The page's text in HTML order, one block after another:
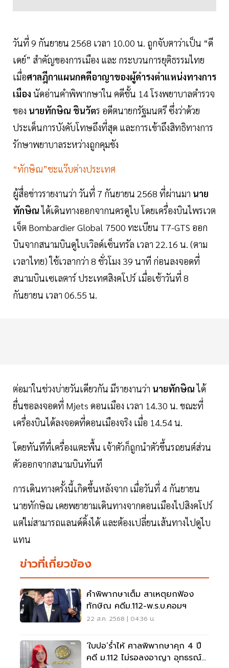
วันที่ 9 กันยายน 2568 เวลา 10.00 น. ถูกจับตาว่าเป็น “ดี
เดย์” สำคัญของการเมือง และ กระบวนการยุติธรรมไทย
เมื่อศาลฎีกาแผนกคดีอาญาของผู้ดำรงตำแหน่งทางการ
เมือง นัดอ่านคำพิพากษาใน คดีชั้น 14 โรงพยาบาลตำรวจ
ของ นายทักษิณ ชินวัตร อดีตนายกรัฐมนตรี ซึ่งว่าด้วย
ประเด็นการบังคับโทษถึงที่สุด และการเข้าถึงสิทธิทางการ
รักษาพยาบาลระหว่างถูกคุมขัง
“ทักษิณ”ชะแว๊บต่างประเทศ
ผู้สื่อข่าวรายงานว่า วันที่ 7 กันยายน 2568 ที่ผ่านมา นาย
ทักษิณได้เดินทางออกจากนครดูไบ โดยเครื่องบินไพรเวต
เจ็ต Bombardier Global 7500 ทะเบียน T7-GTS ออก
บินจากสนามบินดูไบเวิลด์เซ็นทรัล เวลา 22.16 น. (ตาม
เวลาไทย) ใช้เวลากว่า 8 ชั่วโมง 39 นาที ก่อนลงจอดที่
สนามบินเซเลตาร์ ประเทศสิงคโปร์ เมื่อเช้าวันที่ 8
กันยายน เวลา 06.55 น.
ต่อมาในช่วงบ่ายวันเดียวกัน มีรายงานว่า นายทักษิณได้
ยื่นขอลงจอดที่ Mjets ดอนเมือง เวลา 14.30 น. ขณะที่
เครื่องบินได้ลงจอดที่ดอนเมืองจริง เมื่อ 14.54 น.
โดยทันทีที่เครื่องแตะพื้น เจ้าตัวก็ถูกนำตัวขึ้นรถยนต์ส่วน
ตัวออกจากสนามบินทันที
การเดินทางครั้งนี้เกิดขึ้นหลังจาก เมื่อวันที่ 4 กันยายน
นายทักษิณ เคยพยายามเดินทางจากดอนเมืองไปสิงคโปร์
แต่ไม่สามารถแลนด์ดิ้งได้ และต้องเปลี่ยนเส้นทางไปดูไบ
แทน
ข่าวที่เกี่ยวข้อง
คำพิพากษาเต็ม สาเหตุยกฟ้อง
ทักษิณ คดีม.112-พ.ร.บ.คอมฯ
22 ส.ค. 2568 | 04:36 น.
‘ใบปอ’ร่ำไห้ ศาลพิพากษาคุก 4 ปี
คดี ม.112 ไม่รอลงอาญา อุทธรณ์สู้